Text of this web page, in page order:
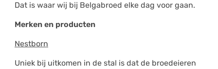
Dat is waar wij bij Belgabroed elke dag voor gaan.
Merken en producten
Nestborn
Uniek bij uitkomen in de stal is dat de broedeieren